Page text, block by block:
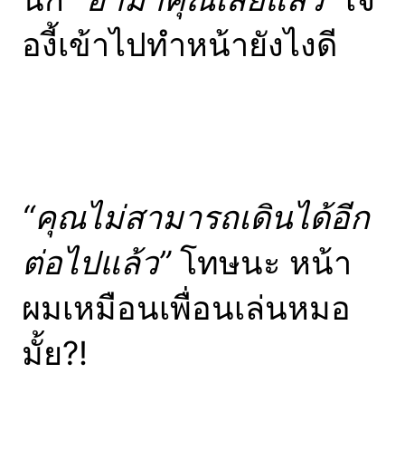
องี้เข้าไปทำหน้ายังไงดี
“คุณไม่สามารถเดินได้อีก
ต่อไปแล้ว”โทษนะ หน้า
ผมเหมือนเพื่อนเล่นหมอ
มั้ย?!